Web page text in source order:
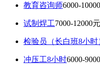
教育咨询师6000-
试制焊工7000-12000
检验员（长白班8小时
冲压工8小时6000-